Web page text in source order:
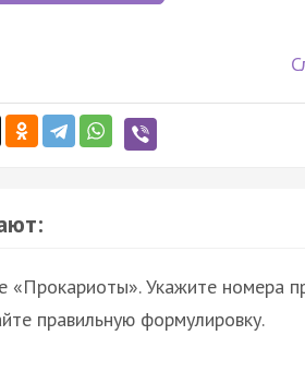
«Прокариоты». Укажите номера
правильную формулировку.